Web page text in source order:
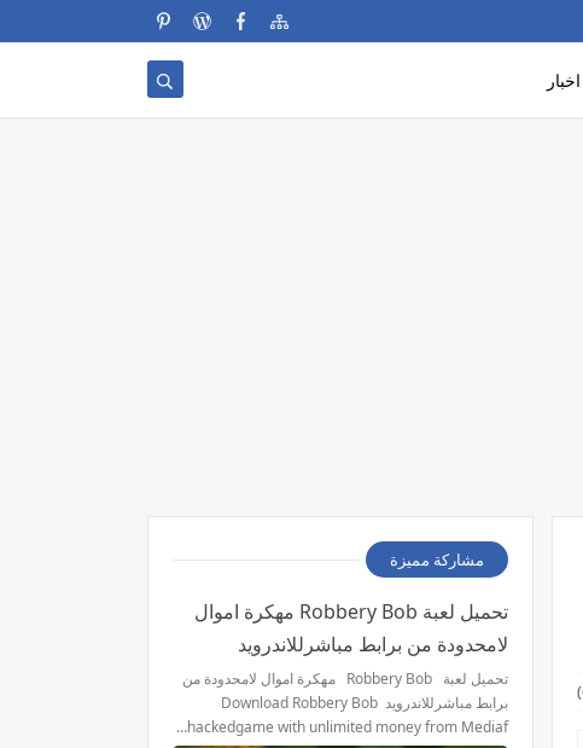
اخبار
مشاركة مميزة
تحميل لعبة Robbery Bob مهكرة اموال
لامحدودة من برابط مباشرللاندرويد
تحميل لعبة Robbery Bob مهكرة اموال لامحدودة من
برابط مباشرللاندرويد Download Robbery Bob
hackedgame with unlimited money from Mediaf…